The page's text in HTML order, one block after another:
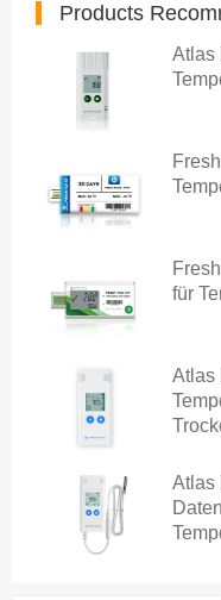
Products
Atlas
für
Atlas
Atlas